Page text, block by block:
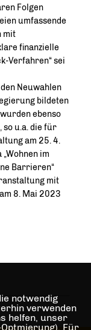
Folgen
umfassende
mit
finanzielle
Verfahren“ sei
Neuwahlen
bildeten
ebenso
so u.a. die für
am 25. 4.
im
Barrieren“
mit
8. Mai 2023
notwendig
verwenden
helfen, unser
Für